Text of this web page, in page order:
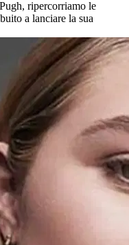
ripercorriamo le
a lanciare la sua